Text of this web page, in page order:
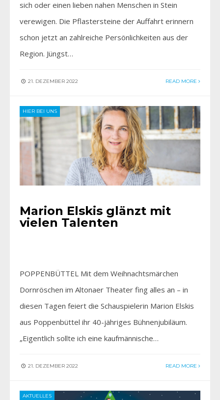
sich oder einen lieben nahen Menschen in Stein
verewigen. Die Pflastersteine der Auffahrt erinnern
schon jetzt an zahlreiche Persönlichkeiten aus der
Region. Jüngst…
21. DEZEMBER 2022 READ MORE
HIER BEI UNS
Marion Elskis glänzt mit
vielen Talenten
POPPENBÜTTEL Mit dem Weihnachtsmärchen
Dornröschen im Altonaer Theater fing alles an – in
diesen Tagen feiert die Schauspielerin Marion Elskis
aus Poppenbüttel ihr 40-jähriges Bühnenjubiläum.
„Eigentlich sollte ich eine kaufmännische…
21. DEZEMBER 2022 READ MORE
AKTUELLES